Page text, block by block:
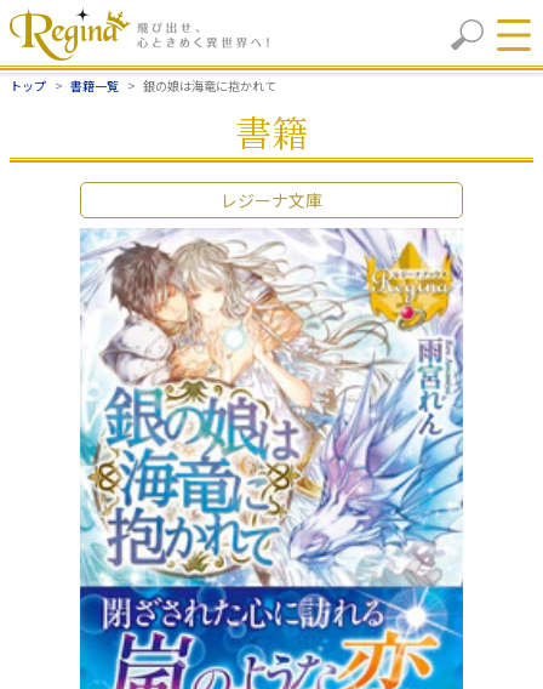
トップ 書籍一覧 銀の娘は海竜に抱かれて
書籍
レジーナ文庫